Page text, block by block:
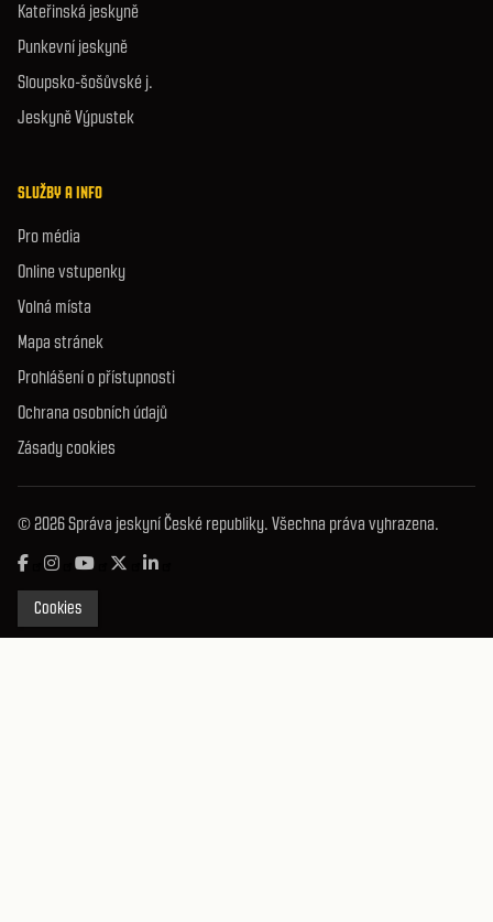
Kateřinská jeskyně
Punkevní jeskyně
Sloupsko-šošůvské j.
Jeskyně Výpustek
SLUŽBY A INFO
Pro média
Online vstupenky
Volná místa
Mapa stránek
Prohlášení o přístupnosti
Ochrana osobních údajů
Zásady cookies
© 2026 Správa jeskyní České republiky. Všechna práva vyhrazena.
Cookies